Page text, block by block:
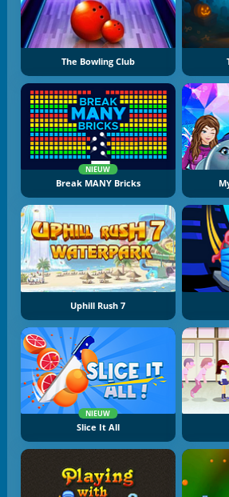
The Bowling Club
NIEUW
Break MANY Bricks
Uphill Rush 7
NIEUW
Slice It All